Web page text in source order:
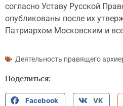
согласно Уставу Русской
опубликованы после их
Патриархом Московским и
Деятельность правящего
Поделиться:
Facebook VK